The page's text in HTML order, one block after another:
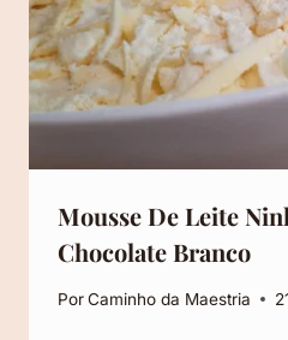
Mousse De Leite
Chocolate Branco
PorCaminho da Maestria